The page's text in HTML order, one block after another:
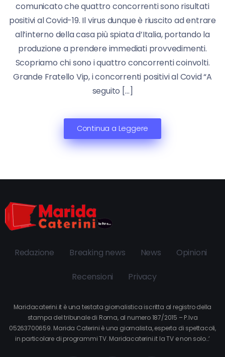
comunicato che quattro concorrenti sono risultati
positivi al Covid-19. Il virus dunque è riuscito ad entrare
all’interno della casa più spiata d’Italia, portando la
produzione a prendere immediati provvedimenti.
Scopriamo chi sono i quattro concorrenti coinvolti.
Grande Fratello Vip, i concorrenti positivi al Covid “A
seguito […]
Continua a Leggere
Redazione Breaking news News Opinioni
Recensioni Privacy
Maridacaterini.it è una testata giornalistica iscritta al registro della
stampa del tribunale di Roma, al numero 187/2015 – P.Iva
05263700659. Marida Caterini è una giornalista, esperta di spettacoli,
in particolare di programmi TV. Maridacaterini.it la TV e non solo…’